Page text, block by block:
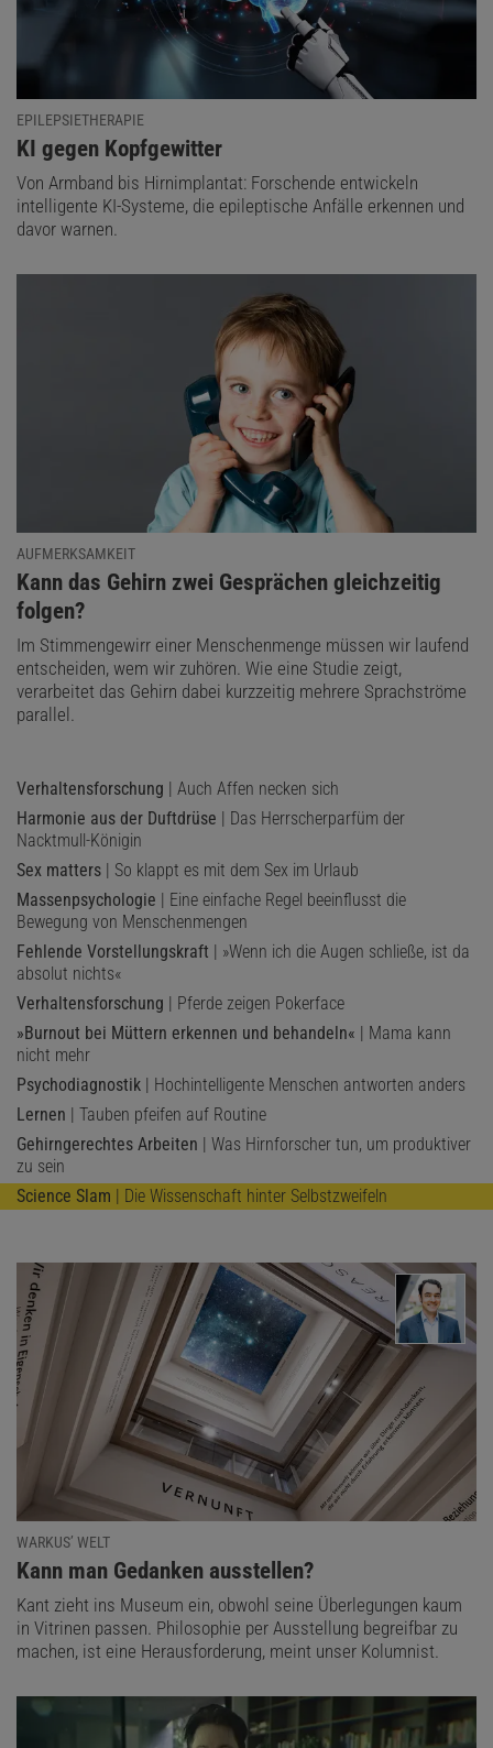
EPILEPSIETHERAPIE
:
KI gegen Kopfgewitter
Von Armband bis Hirnimplantat: Forschende entwickeln
intelligente KI-Systeme, die epileptische Anfälle erkennen und
davor warnen.
AUFMERKSAMKEIT
:
Kann das Gehirn zwei Gesprächen gleichzeitig
folgen?
Im Stimmengewirr einer Menschenmenge müssen wir laufend
entscheiden, wem wir zuhören. Wie eine Studie zeigt,
verarbeitet das Gehirn dabei kurzzeitig mehrere Sprachströme
parallel.
Verhaltensforschung | Auch Affen necken sich
Harmonie aus der Duftdrüse | Das Herrscherparfüm der
Nacktmull-Königin
Sex matters | So klappt es mit dem Sex im Urlaub
Massenpsychologie | Eine einfache Regel beeinflusst die
Bewegung von Menschenmengen
Fehlende Vorstellungskraft | »Wenn ich die Augen schließe, ist da
absolut nichts«
Verhaltensforschung | Pferde zeigen Pokerface
»Burnout bei Müttern erkennen und behandeln« | Mama kann
nicht mehr
Psychodiagnostik | Hochintelligente Menschen antworten anders
Lernen | Tauben pfeifen auf Routine
Gehirngerechtes Arbeiten | Was Hirnforscher tun, um produktiver
zu sein
Science Slam | Die Wissenschaft hinter Selbstzweifeln
WARKUS’ WELT
:
Kann man Gedanken ausstellen?
Kant zieht ins Museum ein, obwohl seine Überlegungen kaum
in Vitrinen passen. Philosophie per Ausstellung begreifbar zu
machen, ist eine Herausforderung, meint unser Kolumnist.